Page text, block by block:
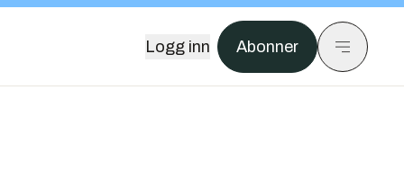
Logg inn Abonner